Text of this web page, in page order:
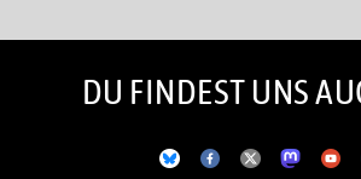
DU FINDEST UNS